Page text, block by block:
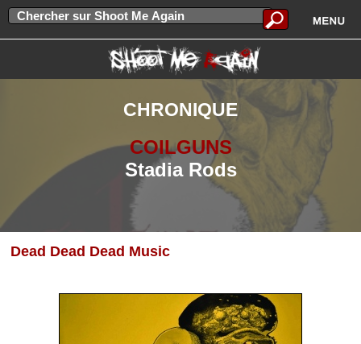
CHRONIQUE
COILGUNS
Stadia Rods
Dead Dead Dead Music